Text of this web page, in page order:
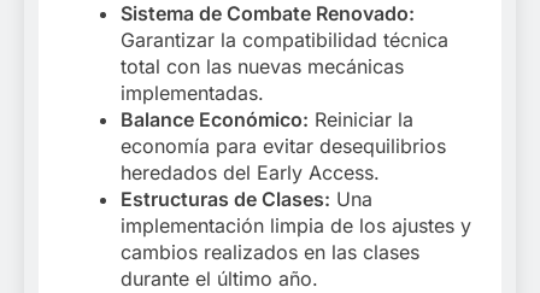
Sistema de Combate Renovado:
Garantizar la compatibilidad técnica
total con las nuevas mecánicas
implementadas.
Balance Económico: Reiniciar la
economía para evitar desequilibrios
heredados del Early Access.
Estructuras de Clases: Una
implementación limpia de los ajustes y
cambios realizados en las clases
durante el último año.